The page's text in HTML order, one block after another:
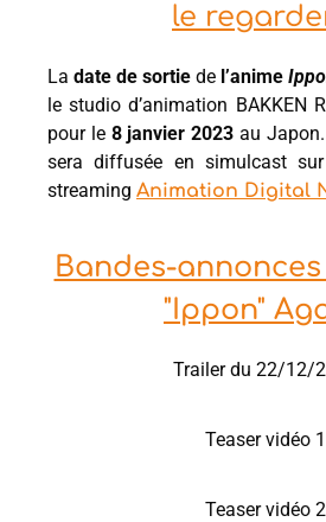
le
La date de sortie de l’anime
le studio d’animation BAKKEN
pour le 8 janvier 2023 au
sera diffusée en simulcast
streaming Animation Digital
Bandes-
"Ippon"
Trailer du 22/12/
Teaser vidéo 1
Teaser vidéo 2